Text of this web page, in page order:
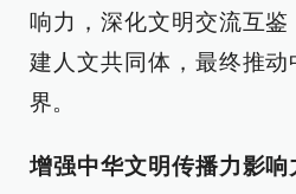
响力，深化文明交流互
建人文共同体，最终推
界。
增强中华文明传播力影